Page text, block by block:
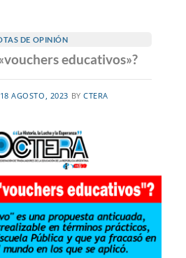
DE OPINIÓN
educativos»?
18 AGOSTO, 2023 BYCTERA